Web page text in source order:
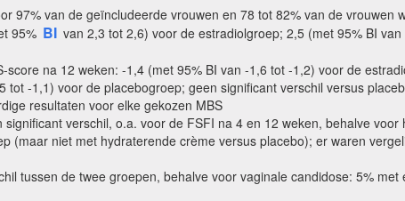
97% van de geïncludeerde vrouwen en 78 tot 82% van de vrouwen
95% BI van 2,3 tot 2,6) voor de estradiolgroep; 2,5 (met 95% BI
score na 12 weken: -1,4 (met 95% BI van -1,6 tot -1,2) voor de
tot -1,1) voor de placebogroep; geen significant verschil versus
resultaten voor elke gekozen MBS
verschil, o.a. voor de FSFI na 4 en 12 weken, behalve
(maar niet met hydraterende crème versus placebo); er waren
tussen de twee groepen, behalve voor vaginale candidose: 5%